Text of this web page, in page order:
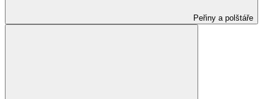
Peřiny a polštáře